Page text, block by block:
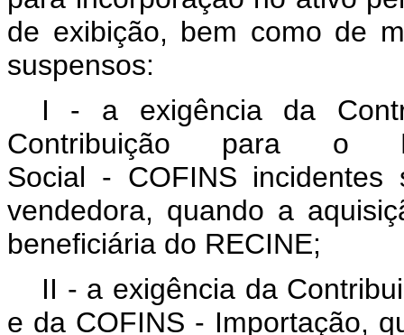
de exibição, bem como de
suspensos:
I - a exigência da
Contribuição para o
Social - COFINS
vendedora, quando a
beneficiária do RECINE;
II - a exigência da
e da COFINS - Importação,